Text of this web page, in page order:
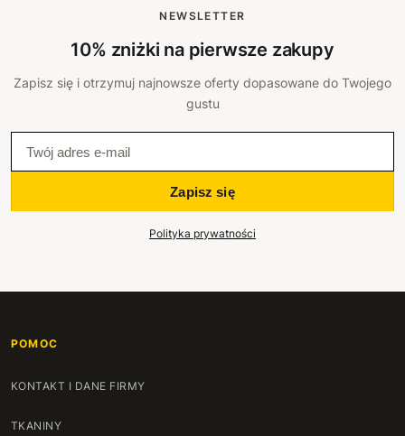
NEWSLETTER
10% zniżki na pierwsze zakupy
Zapisz się i otrzymuj najnowsze oferty dopasowane do Twojego
gustu
Zapisz się
Polityka prywatności
POMOC
KONTAKT I DANE FIRMY
TKANINY